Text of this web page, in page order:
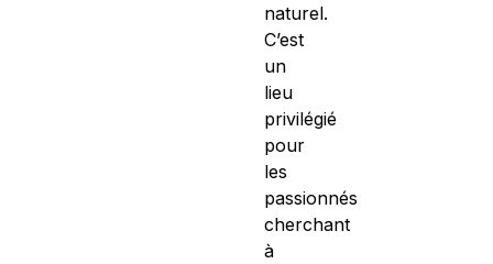
naturel.
C’est
un
lieu
privilégié
pour
les
passionnés
cherchant
à